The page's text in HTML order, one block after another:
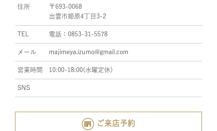
住所
〒693-0068
出雲市姫原4丁目3-2
TEL 電話：0853-31-5578
メール majimeya.izumo@gmail.com
営業時間 10:00-18:00(水曜定休)
SNS
ご来店予約